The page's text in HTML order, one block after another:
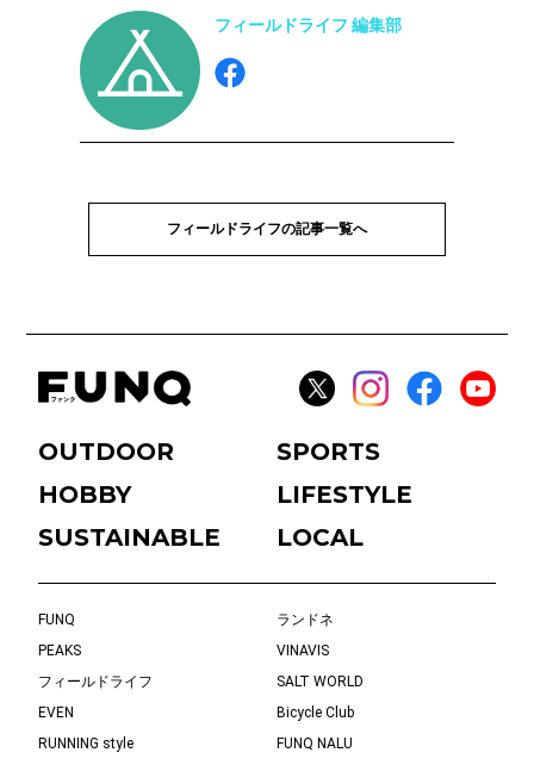
フィールドライフ 編集部
フィールドライフの記事一覧へ
OUTDOOR
SPORTS
HOBBY
LIFESTYLE
SUSTAINABLE
LOCAL
FUNQ
ランドネ
PEAKS
VINAVIS
フィールドライフ
SALT WORLD
EVEN
Bicycle Club
RUNNING style
FUNQ NALU